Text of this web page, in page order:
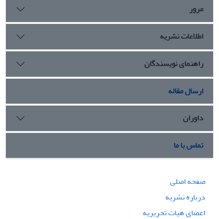
مرور
اطلاعات نشریه
راهنمای نویسندگان
ارسال مقاله
داوران
تماس با ما
صفحه اصلی
درباره نشریه
اعضای هیات تحریریه